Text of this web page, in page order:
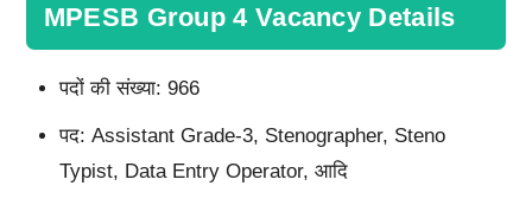
MPESB Group 4 Vacancy Details
पदों की संख्या: 966
पद: Assistant Grade-3, Stenographer, Steno
Typist, Data Entry Operator, आदि